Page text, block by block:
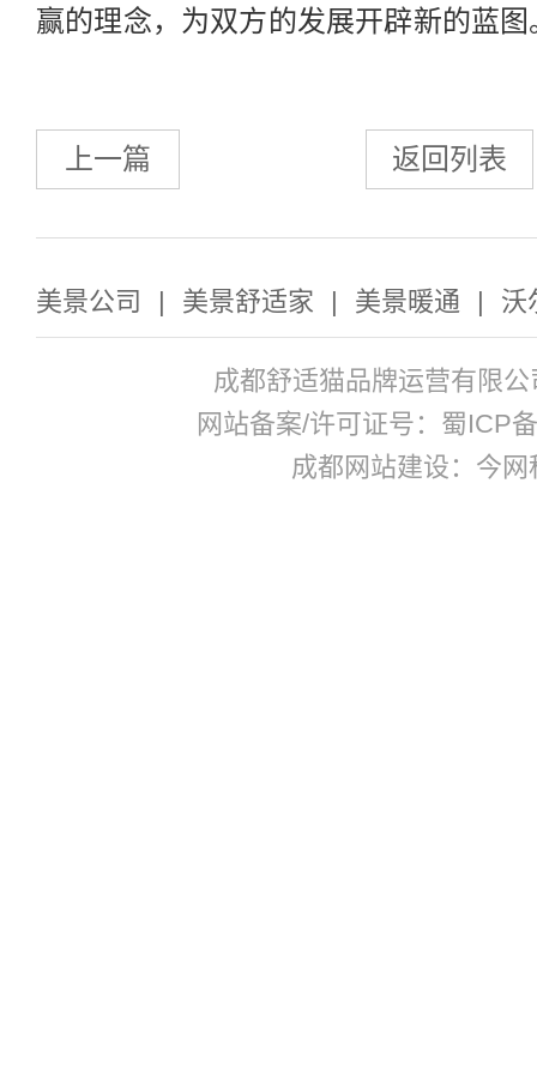
赢的理念，为双方的发展开辟新的蓝图
上一篇 返回列表
美景公司 美景舒适家 美景暖通 沃
成都舒适猫品牌运营有限
网站备案/许可证号：蜀ICP
成都网站建设：今